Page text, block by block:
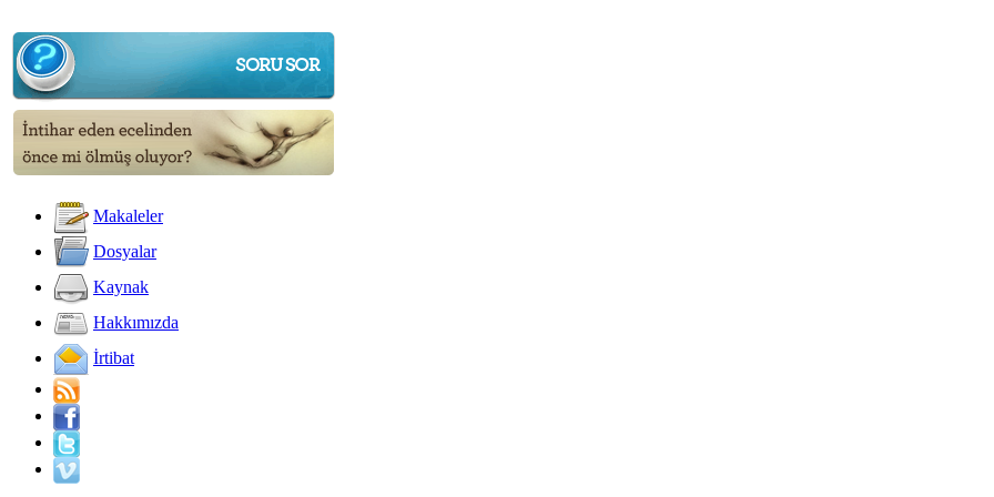
Makaleler
Dosyalar
Kaynak
Hakkımızda
İrtibat